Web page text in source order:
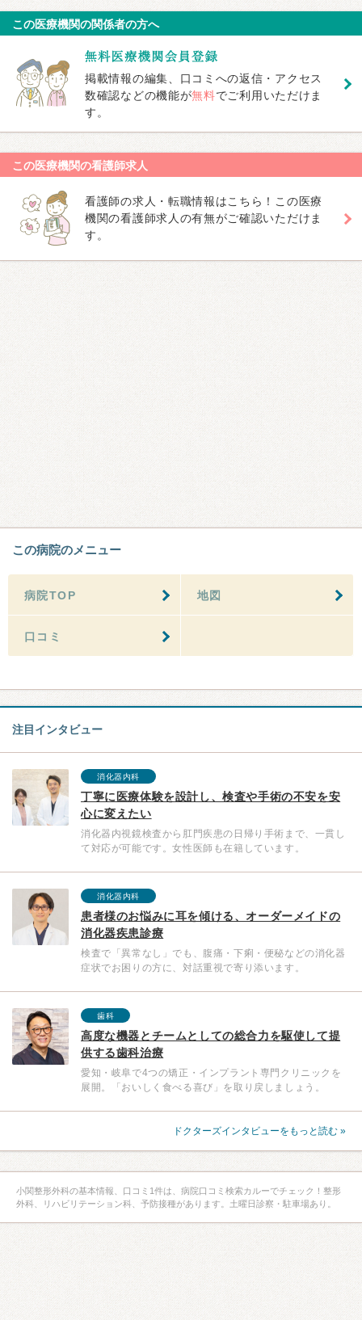
この医療機関の関係者の方へ
掲載情報の編集、口コミへの返信・アクセス
数確認などの機能が無料でご利用いただけま
す。
この医療機関の看護師求人
看護師の求人・転職情報はこちら！この医療
機関の看護師求人の有無がご確認いただけま
す。
この病院のメニュー
病院TOP 地図
口コミ
注目インタビュー
消化器内科
丁寧に医療体験を設計し、検査や手術の不安を安
心に変えたい
消化器内視鏡検査から肛門疾患の日帰り手術まで、一貫し
て対応が可能です。女性医師も在籍しています。
消化器内科
患者様のお悩みに耳を傾ける、オーダーメイドの
消化器疾患診療
検査で「異常なし」でも、腹痛・下痢・便秘などの消化器
症状でお困りの方に、対話重視で寄り添います。
歯科
高度な機器とチームとしての総合力を駆使して提
供する歯科治療
愛知・岐阜で4つの矯正・インプラント専門クリニックを
展開。「おいしく食べる喜び」を取り戻しましょう。
ドクターズインタビューをもっと読む »
小関整形外科の基本情報、口コミ1件は、病院口コミ検索カルーでチェック！整形
外科、リハビリテーション科、予防接種があります。土曜日診察・駐車場あり。